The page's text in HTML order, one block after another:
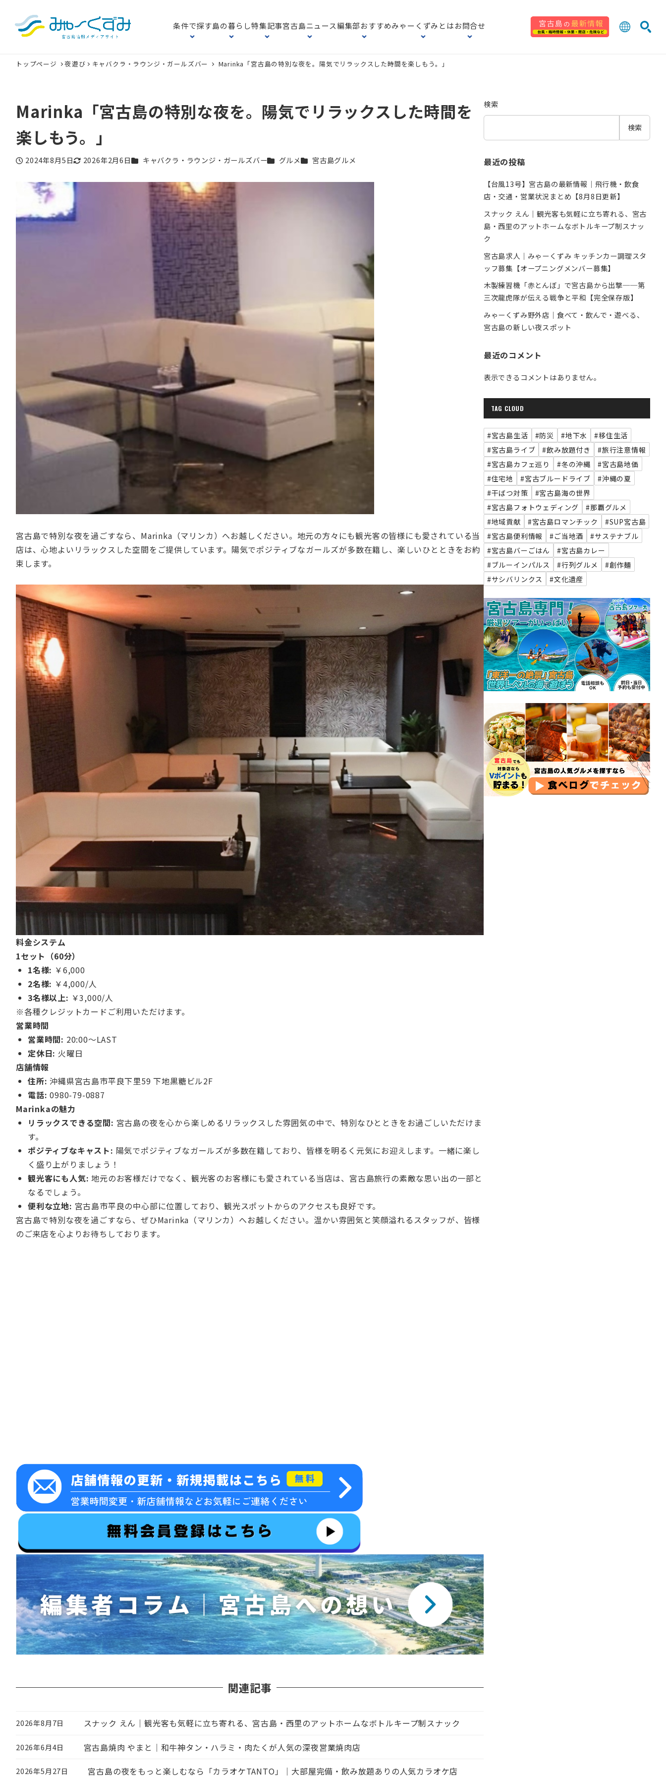
条件で探す島の暮らし特集記事宮古島ニュース編集部おすすめみゃーくずみとはお問合せ
トップページ 夜遊び キャバクラ・ラウンジ・ガールズバー Marinka「宮古島の特別な夜を。陽気でリラックスした時間を楽しもう。」
Marinka「宮古島の特別な夜を。陽気でリラックスした時間を
楽しもう。」
投稿日
2024年8月5日
更新日
2026年2月6日カテゴリー
キャバクラ・ラウンジ・ガールズバーカテゴリー
グルメカテゴリー
宮古島グルメ
宮古島で特別な夜を過ごすなら、Marinka（マリンカ）へお越しください。地元の方々にも観光客の皆様にも愛されている当
店は、心地よいリラックスした空間をご提供しています。陽気でポジティブなガールズが多数在籍し、楽しいひとときをお約
束します。
料金システム
1セット（60分）
1名様: ￥6,000
2名様: ￥4,000/人
3名様以上: ￥3,000/人
※各種クレジットカードご利用いただけます。
営業時間
営業時間: 20:00～LAST
定休日: 火曜日
店舗情報
住所: 沖縄県宮古島市平良下里59 下地黒糖ビル2F
電話: 0980-79-0887
Marinkaの魅力
リラックスできる空間: 宮古島の夜を心から楽しめるリラックスした雰囲気の中で、特別なひとときをお過ごしいただけま
す。
ポジティブなキャスト: 陽気でポジティブなガールズが多数在籍しており、皆様を明るく元気にお迎えします。一緒に楽し
く盛り上がりましょう！
観光客にも人気: 地元のお客様だけでなく、観光客のお客様にも愛されている当店は、宮古島旅行の素敵な思い出の一部と
なるでしょう。
便利な立地: 宮古島市平良の中心部に位置しており、観光スポットからのアクセスも良好です。
宮古島で特別な夜を過ごすなら、ぜひMarinka（マリンカ）へお越しください。温かい雰囲気と笑顔溢れるスタッフが、皆様
のご来店を心よりお待ちしております。
関連記事
投稿日
2026年8月7日 スナック えん｜観光客も気軽に立ち寄れる、宮古島・西里のアットホームなボトルキープ制スナック
投稿日
2026年6月4日 宮古島焼肉 やまと｜和牛神タン・ハラミ・肉たくが人気の深夜営業焼肉店
2026年5月27日 宮古島の夜をもっと楽しむなら「カラオケTANTO」｜大部屋完備・飲み放題ありの人気カラオケ店
検索
検索
最近の投稿
【台風13号】宮古島の最新情報｜飛行機・飲食
店・交通・営業状況まとめ【8月8日更新】
スナック えん｜観光客も気軽に立ち寄れる、宮古
島・西里のアットホームなボトルキープ制スナッ
ク
宮古島求人｜みゃーくずみ キッチンカー調理スタ
ッフ募集【オープニングメンバー募集】
木製練習機「赤とんぼ」で宮古島から出撃──第
三次龍虎隊が伝える戦争と平和【完全保存版】
みゃーくずみ野外店｜食べて・飲んで・遊べる、
宮古島の新しい夜スポット
最近のコメント
表示できるコメントはありません。
TAG CLOUD
#宮古島生活 #防災 #地下水
#移住生活
#宮古島ライブ
#飲み放題付き
#旅行注意情報
#宮古島カフェ巡り
#冬の沖縄
#宮古島地価
#住宅地
#宮古ブルードライブ
#沖縄の夏
#干ばつ対策
#宮古島海の世界
#宮古島フォトウェディング
#那覇グルメ
#地域貢献
#宮古島ロマンチック
#SUP宮古島
#宮古島便利情報
#ご当地酒
#サステナブル
#宮古島バーごはん
#宮古島カレー
#ブルーインパルス
#行列グルメ
#創作麺
#サシバリンクス
#文化遺産